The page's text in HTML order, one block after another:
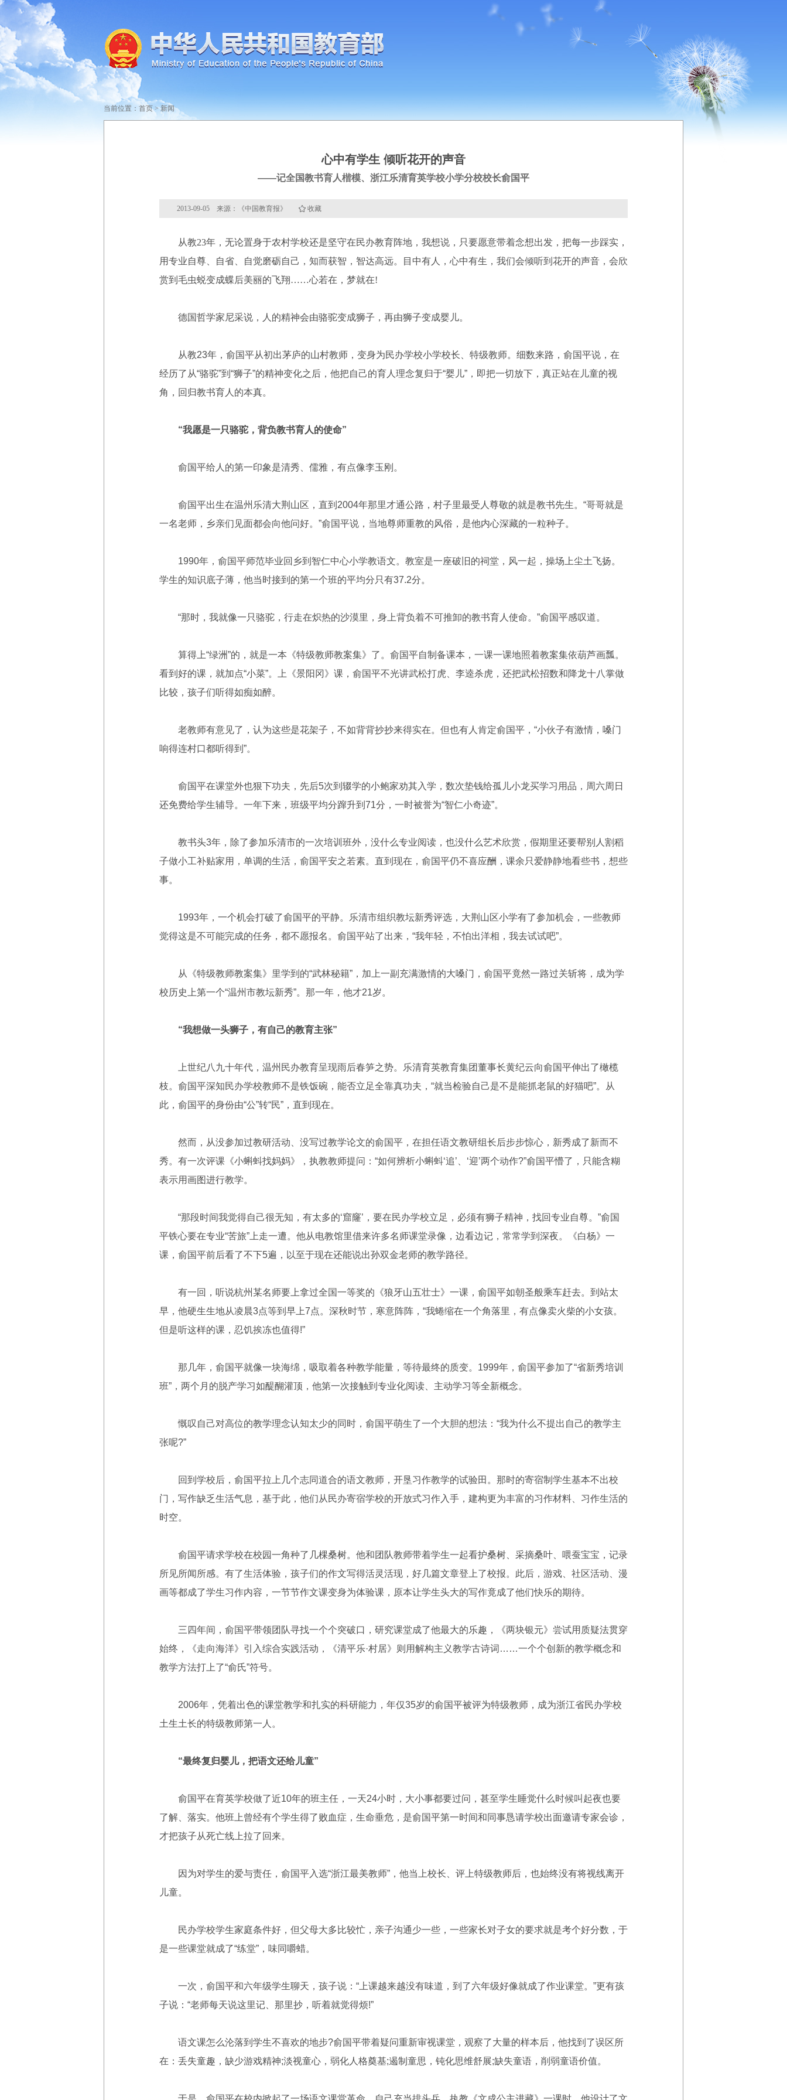
当前位置： 首页>新闻
心中有学生 倾听花开的声音
——记全国教书育人楷模、浙江乐清育英学校小学分校校长俞国平
2013-09-05 来源：《中国教育报》 收藏
从教23年，无论置身于农村学校还是坚守在民办教育阵地，我想说，只要愿意带着念想出发，把每一步踩实，
用专业自尊、自省、自觉磨砺自己，知而获智，智达高远。目中有人，心中有生，我们会倾听到花开的声音，会欣
赏到毛虫蜕变成蝶后美丽的飞翔……心若在，梦就在!
德国哲学家尼采说，人的精神会由骆驼变成狮子，再由狮子变成婴儿。
从教23年，俞国平从初出茅庐的山村教师，变身为民办学校小学校长、特级教师。细数来路，俞国平说，在
经历了从“骆驼”到“狮子”的精神变化之后，他把自己的育人理念复归于“婴儿”，即把一切放下，真正站在儿童的视
角，回归教书育人的本真。
“我愿是一只骆驼，背负教书育人的使命”
俞国平给人的第一印象是清秀、儒雅，有点像李玉刚。
俞国平出生在温州乐清大荆山区，直到2004年那里才通公路，村子里最受人尊敬的就是教书先生。“哥哥就是
一名老师，乡亲们见面都会向他问好。”俞国平说，当地尊师重教的风俗，是他内心深藏的一粒种子。
1990年，俞国平师范毕业回乡到智仁中心小学教语文。教室是一座破旧的祠堂，风一起，操场上尘土飞扬。
学生的知识底子薄，他当时接到的第一个班的平均分只有37.2分。
“那时，我就像一只骆驼，行走在炽热的沙漠里，身上背负着不可推卸的教书育人使命。”俞国平感叹道。
算得上“绿洲”的，就是一本《特级教师教案集》了。俞国平自制备课本，一课一课地照着教案集依葫芦画瓢。
看到好的课，就加点“小菜”。上《景阳冈》课，俞国平不光讲武松打虎、李逵杀虎，还把武松招数和降龙十八掌做
比较，孩子们听得如痴如醉。
老教师有意见了，认为这些是花架子，不如背背抄抄来得实在。但也有人肯定俞国平，“小伙子有激情，嗓门
响得连村口都听得到”。
俞国平在课堂外也狠下功夫，先后5次到辍学的小鲍家劝其入学，数次垫钱给孤儿小龙买学习用品，周六周日
还免费给学生辅导。一年下来，班级平均分蹿升到71分，一时被誉为“智仁小奇迹”。
教书头3年，除了参加乐清市的一次培训班外，没什么专业阅读，也没什么艺术欣赏，假期里还要帮别人割稻
子做小工补贴家用，单调的生活，俞国平安之若素。直到现在，俞国平仍不喜应酬，课余只爱静静地看些书，想些
事。
1993年，一个机会打破了俞国平的平静。乐清市组织教坛新秀评选，大荆山区小学有了参加机会，一些教师
觉得这是不可能完成的任务，都不愿报名。俞国平站了出来，“我年轻，不怕出洋相，我去试试吧”。
从《特级教师教案集》里学到的“武林秘籍”，加上一副充满激情的大嗓门，俞国平竟然一路过关斩将，成为学
校历史上第一个“温州市教坛新秀”。那一年，他才21岁。
“我想做一头狮子，有自己的教育主张”
上世纪八九十年代，温州民办教育呈现雨后春笋之势。乐清育英教育集团董事长黄纪云向俞国平伸出了橄榄
枝。俞国平深知民办学校教师不是铁饭碗，能否立足全靠真功夫，“就当检验自己是不是能抓老鼠的好猫吧”。从
此，俞国平的身份由“公”转“民”，直到现在。
然而，从没参加过教研活动、没写过教学论文的俞国平，在担任语文教研组长后步步惊心，新秀成了新而不
秀。有一次评课《小蝌蚪找妈妈》，执教教师提问：“如何辨析小蝌蚪‘追’、‘迎’两个动作?”俞国平懵了，只能含糊
表示用画图进行教学。
“那段时间我觉得自己很无知，有太多的‘窟窿’，要在民办学校立足，必须有狮子精神，找回专业自尊。”俞国
平铁心要在专业“苦旅”上走一遭。他从电教馆里借来许多名师课堂录像，边看边记，常常学到深夜。《白杨》一
课，俞国平前后看了不下5遍，以至于现在还能说出孙双金老师的教学路径。
有一回，听说杭州某名师要上拿过全国一等奖的《狼牙山五壮士》一课，俞国平如朝圣般乘车赶去。到站太
早，他硬生生地从凌晨3点等到早上7点。深秋时节，寒意阵阵，“我蜷缩在一个角落里，有点像卖火柴的小女孩。
但是听这样的课，忍饥挨冻也值得!”
那几年，俞国平就像一块海绵，吸取着各种教学能量，等待最终的质变。1999年，俞国平参加了“省新秀培训
班”，两个月的脱产学习如醍醐灌顶，他第一次接触到专业化阅读、主动学习等全新概念。
慨叹自己对高位的教学理念认知太少的同时，俞国平萌生了一个大胆的想法：“我为什么不提出自己的教学主
张呢?”
回到学校后，俞国平拉上几个志同道合的语文教师，开垦习作教学的试验田。那时的寄宿制学生基本不出校
门，写作缺乏生活气息，基于此，他们从民办寄宿学校的开放式习作入手，建构更为丰富的习作材料、习作生活的
时空。
俞国平请求学校在校园一角种了几棵桑树。他和团队教师带着学生一起看护桑树、采摘桑叶、喂蚕宝宝，记录
所见所闻所感。有了生活体验，孩子们的作文写得活灵活现，好几篇文章登上了校报。此后，游戏、社区活动、漫
画等都成了学生习作内容，一节节作文课变身为体验课，原本让学生头大的写作竟成了他们快乐的期待。
三四年间，俞国平带领团队寻找一个个突破口，研究课堂成了他最大的乐趣，《两块银元》尝试用质疑法贯穿
始终，《走向海洋》引入综合实践活动，《清平乐·村居》则用解构主义教学古诗词……一个个创新的教学概念和
教学方法打上了“俞氏”符号。
2006年，凭着出色的课堂教学和扎实的科研能力，年仅35岁的俞国平被评为特级教师，成为浙江省民办学校
土生土长的特级教师第一人。
“最终复归婴儿，把语文还给儿童”
俞国平在育英学校做了近10年的班主任，一天24小时，大小事都要过问，甚至学生睡觉什么时候叫起夜也要
了解、落实。他班上曾经有个学生得了败血症，生命垂危，是俞国平第一时间和同事恳请学校出面邀请专家会诊，
才把孩子从死亡线上拉了回来。
因为对学生的爱与责任，俞国平入选“浙江最美教师”，他当上校长、评上特级教师后，也始终没有将视线离开
儿童。
民办学校学生家庭条件好，但父母大多比较忙，亲子沟通少一些，一些家长对子女的要求就是考个好分数，于
是一些课堂就成了“练堂”，味同嚼蜡。
一次，俞国平和六年级学生聊天，孩子说：“上课越来越没有味道，到了六年级好像就成了作业课堂。”更有孩
子说：“老师每天说这里记、那里抄，听着就觉得烦!”
语文课怎么沦落到学生不喜欢的地步?俞国平带着疑问重新审视课堂，观察了大量的样本后，他找到了误区所
在：丢失童趣，缺少游戏精神;淡视童心，弱化人格奠基;遏制童思，钝化思维舒展;缺失童语，削弱童语价值。